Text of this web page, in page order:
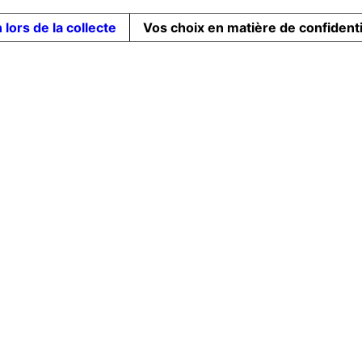
lors de la collecte Vos choix en matière de